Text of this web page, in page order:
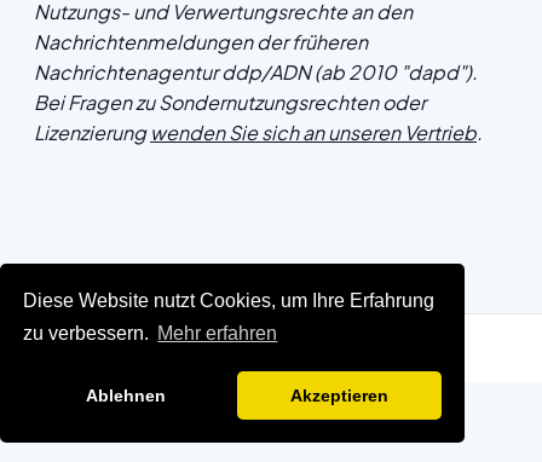
Diese Website nutzt Cookies, um Ihre Erfahrung
zu verbessern. Mehr erfahren
Ablehnen Akzeptieren
Nutzungs- und Verwertungsrechte an den
Nachrichtenmeldungen der früheren
Nachrichtenagentur ddp/ADN (ab 2010 "dapd").
Bei Fragen zu Sondernutzungsrechten oder
Lizenzierungwenden Sie sich an unseren Vertrieb.